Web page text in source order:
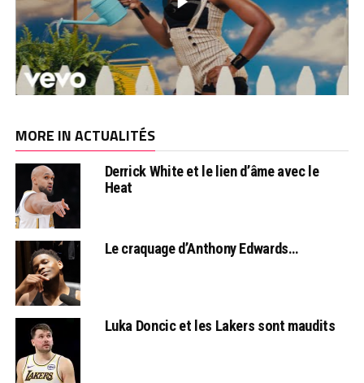
MORE IN ACTUALITÉS
Derrick White et le lien d’âme avec le
Heat
Le craquage d’Anthony Edwards…
Luka Doncic et les Lakers sont maudits